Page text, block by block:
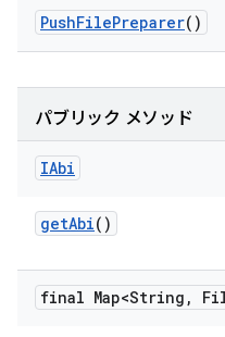
PushFilePreparer()
パブリック メソッド
IAbi
getAbi()
final Map<String ,